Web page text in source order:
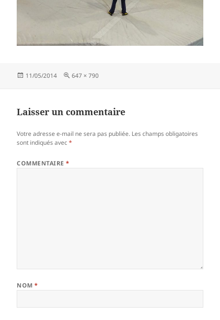
Publié
11/05/2014
Taille
647 × 790
Laisser un commentaire
Votre adresse e-mail ne sera pas publiée. Les champs obligatoires
sont indiqués avec*
COMMENTAIRE*
NOM*